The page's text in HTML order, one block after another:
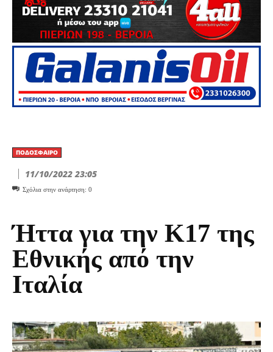
ΠΟΔΌΣΦΑΙΡΟ
11/10/2022 23:05
Σχόλια στην ανάρτηση: 0
Ήττα για την Κ17 της
Εθνικής από την
Ιταλία